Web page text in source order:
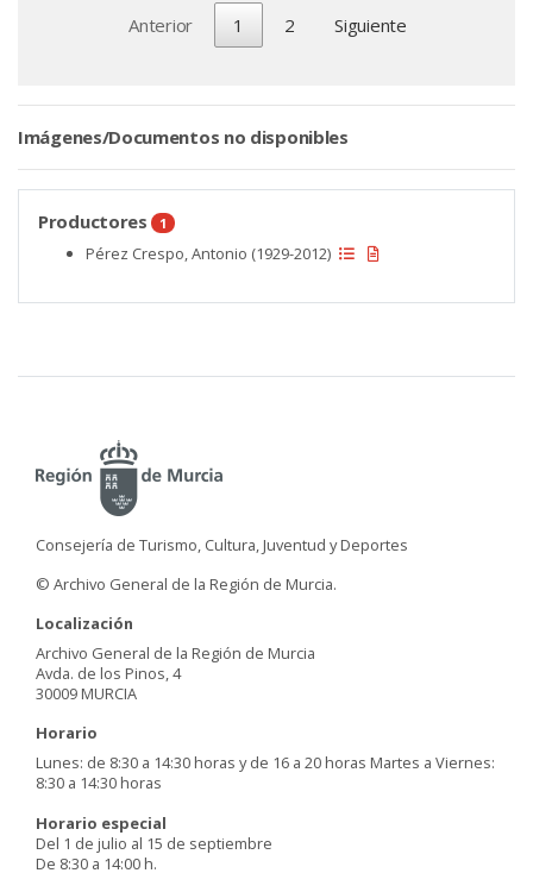
Anterior 1 2 Siguiente
Imágenes/Documentos no disponibles
Productores 1
Pérez Crespo, Antonio (1929-2012)
Consejería de Turismo, Cultura, Juventud y Deportes
© Archivo General de la Región de Murcia.
Localización
Archivo General de la Región de Murcia
Avda. de los Pinos, 4
30009 MURCIA
Horario
Lunes: de 8:30 a 14:30 horas y de 16 a 20 horas Martes a Viernes:
8:30 a 14:30 horas
Horario especial
Del 1 de julio al 15 de septiembre
De 8:30 a 14:00 h.